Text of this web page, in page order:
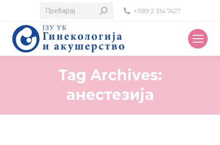
Search:
+389 2 314 7427
Tag Archives:
анестезија